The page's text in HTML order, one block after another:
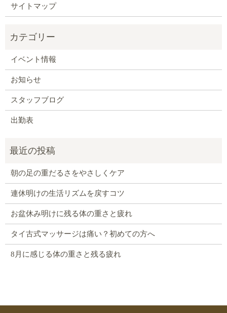
サイトマップ
イベント情報
お知らせ
スタッフブログ
出勤表
朝の足の重だるさをやさしくケア
連休明けの生活リズムを戻すコツ
お盆休み明けに残る体の重さと疲れ
タイ古式マッサージは痛い？初めての方へ
8月に感じる体の重さと残る疲れ